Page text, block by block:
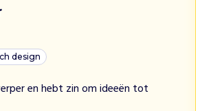
design
en hebt zin om ideeën tot